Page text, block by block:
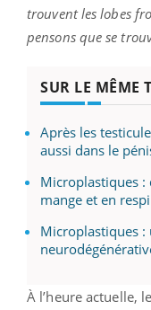
trouvent les lobes
pensons que se
SUR LE MÊME
Après les
aussi dans le
Microplastiques :
mange et en
Microplastiques :
À l’heure actuelle,